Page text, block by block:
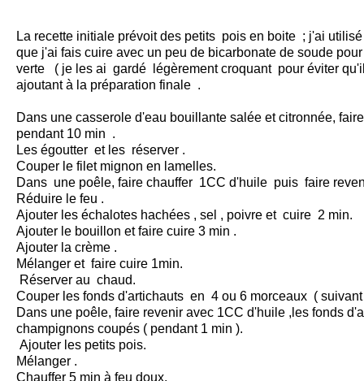
La recette initiale prévoit des petits pois en boite ; j'ai
que j'ai fais cuire avec un peu de bicarbonate de soude
verte ( je les ai gardé légèrement croquant pour éviter
ajoutant à la préparation finale .
Dans une casserole d'eau bouillante salée et citronnée,
pendant 10 min .
Les égoutter et les réserver .
Couper le filet mignon en lamelles.
Dans une poêle, faire chauffer 1CC d'huile puis faire
Réduire le feu .
Ajouter les échalotes hachées , sel , poivre et cuire 2 min.
Ajouter le bouillon et faire cuire 3 min .
Ajouter la crème .
Mélanger et faire cuire 1min.
Réserver au chaud.
Couper les fonds d'artichauts en 4 ou 6 morceaux (
Dans une poêle, faire revenir avec 1CC d'huile ,les fonds
champignons coupés ( pendant 1 min ).
Ajouter les petits pois.
Mélanger .
Chauffer 5 min à feu doux.